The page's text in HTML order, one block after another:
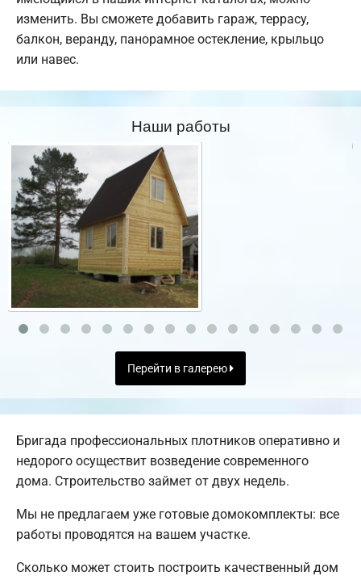
изменить. Вы сможете добавить гараж, террасу,
балкон, веранду, панорамное остекление, крыльцо
или навес.
Наши работы
Перейти в галерею
Бригада профессиональных плотников оперативно и
недорого осуществит возведение современного
дома. Строительство займет от двух недель.
Мы не предлагаем уже готовые домокомплекты: все
работы проводятся на вашем участке.
Сколько может стоить построить качественный дом